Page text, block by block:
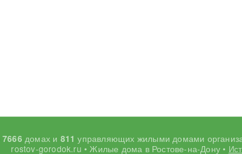
7666 домах и 811управляющих жилыми домами
rostov-gorodok.ru • Жилые дома в Ростове-на-Дону •